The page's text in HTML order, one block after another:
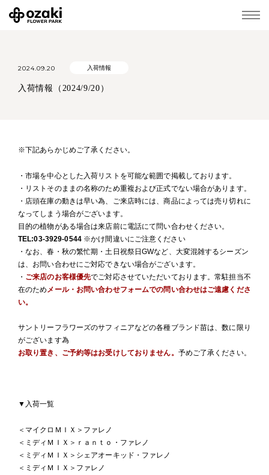
2024.09.20 入荷情報
入荷情報（2024/9/20）
※下記あらかじめご了承ください。
・市場を中心とした入荷リストを可能な範囲で掲載しております。
・リストそのままの名称のため重複および正式でない場合があります。
・店頭在庫の動きは早い為、ご来店時には、商品によっては売り切れに
なってしまう場合がございます。
目的の植物がある場合は来店前に電話にて問い合わせください。
TEL:03-3929-0544※かけ間違いにご注意ください
・なお、春・秋の繁忙期・土日祝祭日GWなど、大変混雑するシーズン
は、お問い合わせにご対応できない場合がございます。
・ ご来店のお客様優先でご対応させていただいております。常駐担当不
在のため メール・お問い合わせフォームでの問い合わせはご遠慮くださ
い。
サントリーフラワーズのサフィニアなどの各種ブランド苗は、数に限り
がございます為
お取り置き、ご予約等はお受けしておりません。 予めご了承ください。
▼入荷一覧
＜マイクロＭＩＸ＞ファレノ
＜ミディＭＩＸ＞ｒａｎｔｏ・ファレノ
＜ミディＭＩＸ＞シェアオーキッド・ファレノ
＜ミディＭＩＸ＞ファレノ